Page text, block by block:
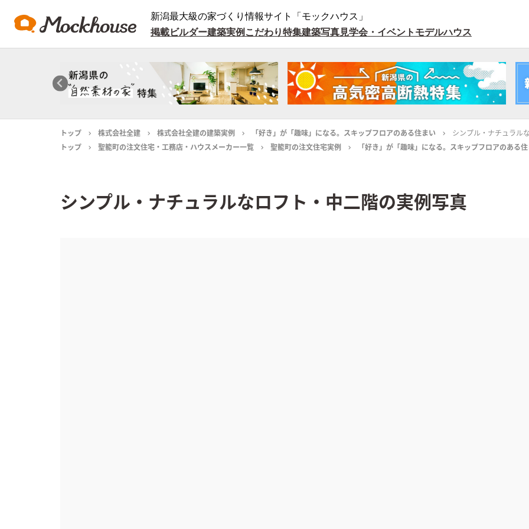
新潟最大級の家づくり情報サイト「モックハウス」
掲載ビルダー建築実例 こだわり特集建築写真見学会・イベント モデルハウス
トップ 株式会社全建 株式会社全建の建築実例 「好き」が「趣味」になる。スキップフロアのある住まい
シンプル・ナチュラル
トップ
聖籠町の注文住宅・工務店・ハウスメーカー一覧 聖籠町の注文住宅実例 「好き」が「趣味」になる。スキップフロアのある住
シンプル・ナチュラルなロフト・中二階の実例写真